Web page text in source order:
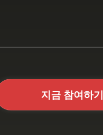
지금 참여하기